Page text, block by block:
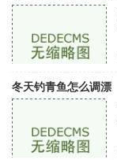
冬天钓青鱼怎么调漂